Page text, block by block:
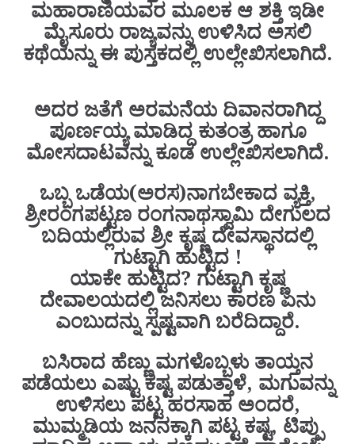
ಮಹಾರಾಣಿಯವರ ಮೂಲಕ ಆ ಶಕ್ತಿ ಇಡೀ
ಮೈಸೂರು ರಾಜ್ಯವನ್ನು ಉಳಿಸಿದ ಅಸಲಿ
ಕಥೆಯನ್ನು ಈ ಪುಸ್ತಕದಲ್ಲಿ ಉಲ್ಲೇಖಿಸಲಾಗಿದೆ.
ಅದರ ಜತೆಗೆ ಅರಮನೆಯ ದಿವಾನರಾಗಿದ್ದ
ಪೂರ್ಣಯ್ಯ ಮಾಡಿದ್ದ ಕುತಂತ್ರ ಹಾಗೂ
ಮೋಸದಾಟವನ್ನು ಕೂಡ ಉಲ್ಲೇಖಿಸಲಾಗಿದೆ.
ಒಬ್ಬ ಒಡೆಯ(ಅರಸ)ನಾಗಬೇಕಾದ ವ್ಯಕ್ತಿ,
ಶ್ರೀರಂಗಪಟ್ಟಣ ರಂಗನಾಥಸ್ವಾಮಿ ದೇಗುಲದ
ಬದಿಯಲ್ಲಿರುವ ಶ್ರೀ ಕೃಷ್ಣ ದೇವಸ್ಥಾನದಲ್ಲಿ
ಗುಟ್ಟಾಗಿ ಹುಟ್ಟಿದ !
ಯಾಕೇ ಹುಟ್ಟಿದ? ಗುಟ್ಟಾಗಿ ಕೃಷ್ಣ
ದೇವಾಲಯದಲ್ಲಿ ಜನಿಸಲು ಕಾರಣ ಏನು
ಎಂಬುದನ್ನು ಸ್ಪಷ್ಟವಾಗಿ ಬರೆದಿದ್ದಾರೆ.
ಬಸಿರಾದ ಹೆಣ್ಣು ಮಗಳೊಬ್ಬಳು ತಾಯ್ತನ
ಪಡೆಯಲು ಎಷ್ಟು ಕಷ್ಟ ಪಡುತ್ತಾಳೆ, ಮಗುವನ್ನು
ಉಳಿಸಲು ಪಟ್ಟ ಹರಸಾಹ ಅಂದರೆ,
ಮುಮ್ಮಡಿಯ ಜನನಕ್ಕಾಗಿ ಪಟ್ಟ ಕಷ್ಟ, ಟಿಪ್ಪು